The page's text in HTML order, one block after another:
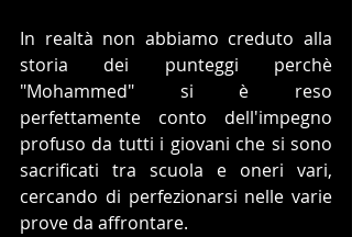
In realtà non abbiamo creduto alla
storia dei punteggi perchè
"Mohammed" si è reso
perfettamente conto dell'impegno
profuso da tutti i giovani che si sono
sacrificati tra scuola e oneri vari,
cercando di perfezionarsi nelle varie
prove da affrontare.